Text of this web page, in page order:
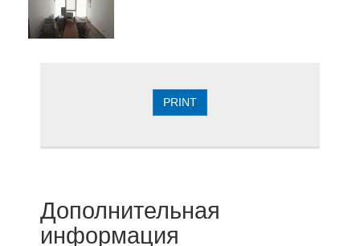
PRINT
Дополнительная
информация